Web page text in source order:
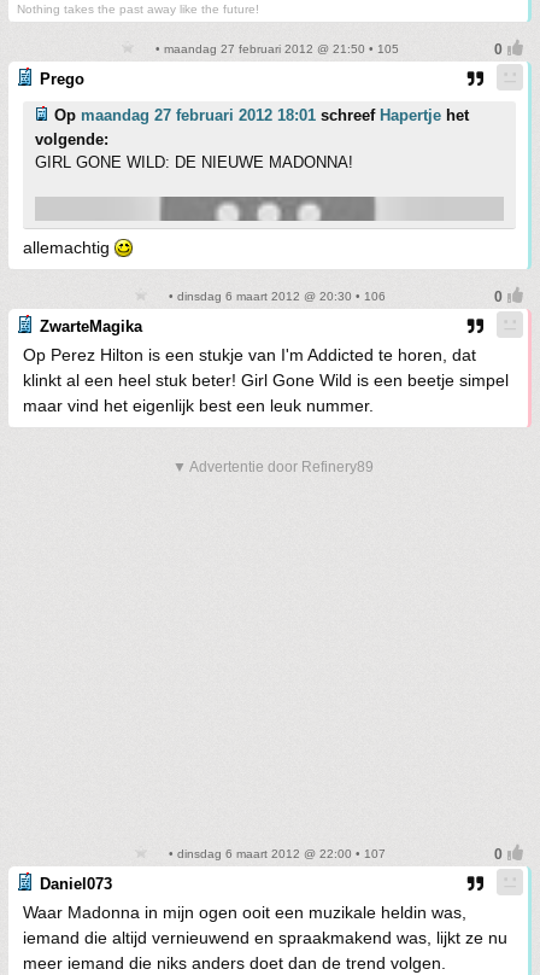
Nothing takes the past away like the future!
• maandag 27 februari 2012 @ 21:50 • 105
Prego
Op maandag 27 februari 2012 18:01 schreef Hapertje het
volgende:
GIRL GONE WILD: DE NIEUWE MADONNA!
allemachtig
• dinsdag 6 maart 2012 @ 20:30 • 106
ZwarteMagika
Op Perez Hilton is een stukje van I'm Addicted te horen, dat
klinkt al een heel stuk beter! Girl Gone Wild is een beetje simpel
maar vind het eigenlijk best een leuk nummer.
▼ Advertentie door Refinery89
• dinsdag 6 maart 2012 @ 22:00 • 107
Daniel073
Waar Madonna in mijn ogen ooit een muzikale heldin was,
iemand die altijd vernieuwend en spraakmakend was, lijkt ze nu
meer iemand die niks anders doet dan de trend volgen.